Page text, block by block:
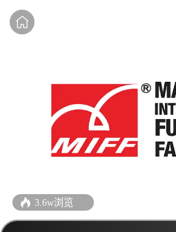
3.6w浏览